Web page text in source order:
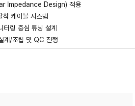
Impedance Design) 적용
케이블 시스템
터링 중심 튜닝 설계
계/조립 및 QC 진행